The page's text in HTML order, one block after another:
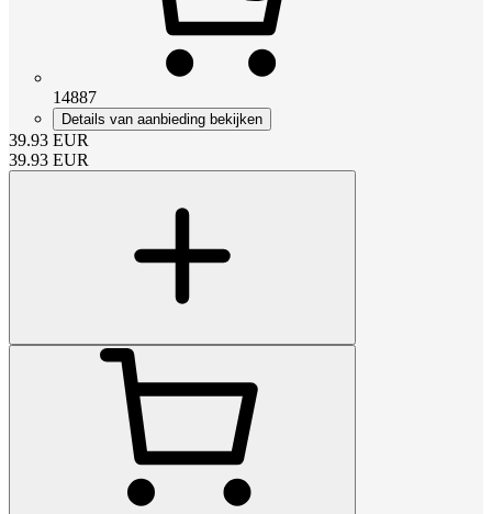
14887
Details van aanbieding bekijken
39.93 EUR
39.93 EUR